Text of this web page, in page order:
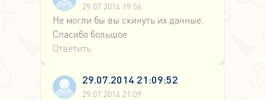
29.07.2014 19:56
Не могли бы вы скинуть их данные.
Спасибо большое
Ответить
29.07.2014 21:09:52
29.07.2014 21:09